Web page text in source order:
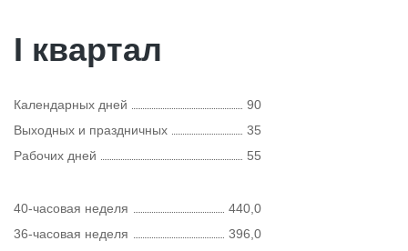
I квартал
Календарных дней
90
Выходных и праздничных
35
Рабочих дней
55
40-часовая неделя
440,0
36-часовая неделя
396,0